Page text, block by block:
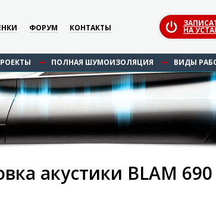
ФОРУМ КОНТАКТЫ НА
ПОЛНАЯ ШУМОИЗОЛЯЦИЯ ВИДЫ
акустики BLAM